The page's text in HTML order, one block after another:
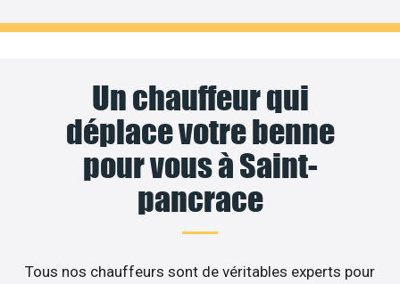
Un chauffeur qui
déplace votre benne
pour vous à Saint-
pancrace
Tous nos chauffeurs sont de véritables experts pour